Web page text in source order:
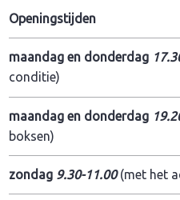
Openingstijden
maandag en donderdag
conditie)
maandag en donderdag
boksen)
zondag 9.30-11.00(met het